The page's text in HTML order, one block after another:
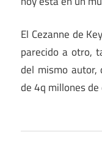
El Cezanne de
parecido a otro,
del mismo
de 4q millones de